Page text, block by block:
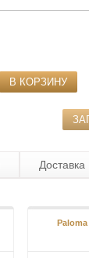
В КОРЗИНУ
Доставка